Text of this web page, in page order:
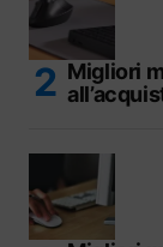
Migliori